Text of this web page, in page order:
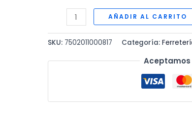
QUITA
PELUSA
AÑADIR AL CARRITO
SKU: 7502011000817 Categoría: